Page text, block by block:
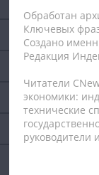
Обработан
Ключевых
Создано
Редакция
Читатели
экономики:
технические
руководители